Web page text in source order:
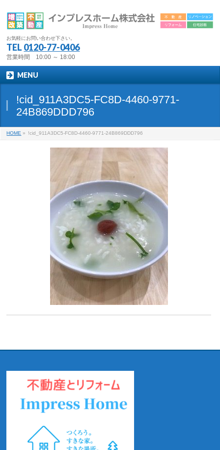
お気軽にお問い合わせ下さい。
TEL 0120-77-0406
営業時間 10:00 ～ 18:00
MENU
!cid_911A3DC5-FC8D-4460-9771-
24B869DDD796
HOME » !cid_911A3DC5-FC8D-4460-9771-24B869DDD796